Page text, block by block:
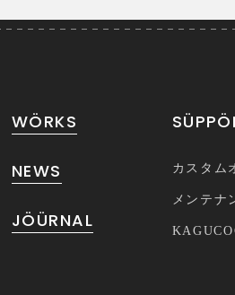
WÖRKS
NEWS
JÖÜRNAL
カスタム
メンテナ